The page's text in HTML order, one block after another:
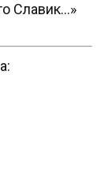
Славик…»